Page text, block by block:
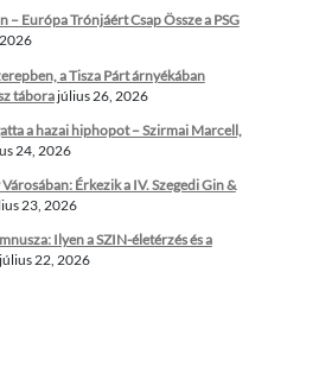
– Európa Trónjáért Csap Össze a PSG
a Tisza Párt árnyékában
táborajúlius 26, 2026
a hazai hiphopot – Szirmai Marcell,
24, 2026
Érkezik a IV. Szegedi Gin &
23, 2026
Ilyen a SZIN-életérzés és a
július 22, 2026